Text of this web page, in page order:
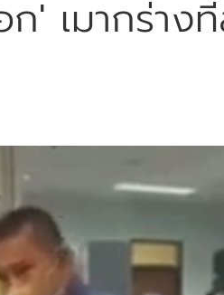
' เมากร่าง